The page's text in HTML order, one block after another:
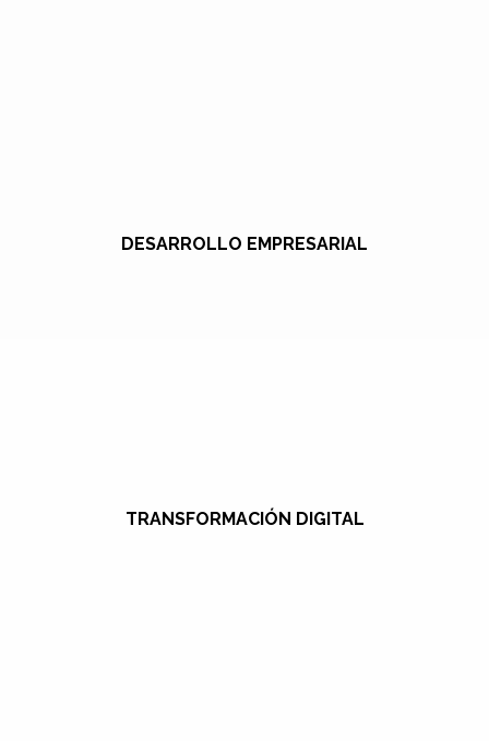
DESARROLLO EMPRESARIAL
TRANSFORMACIÓN DIGITAL